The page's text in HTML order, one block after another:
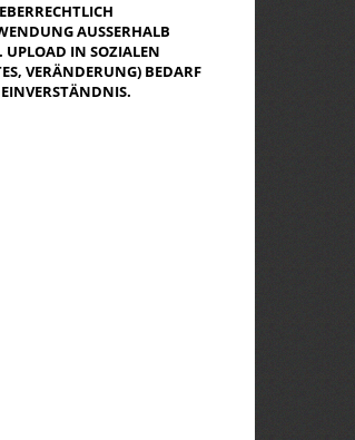
AUSSERHALB D
IN SOZIALEN N
VERÄNDERUNG) BEDARF E